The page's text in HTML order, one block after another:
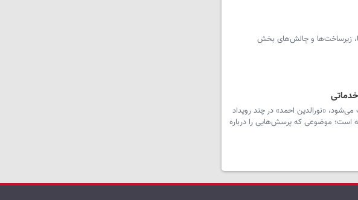
زیرساخت‌ها و چالش‌های بخش
«نورالدین احمد» در چند رویداد
است؛ موضوعی که پرسش‌هایی را درباره